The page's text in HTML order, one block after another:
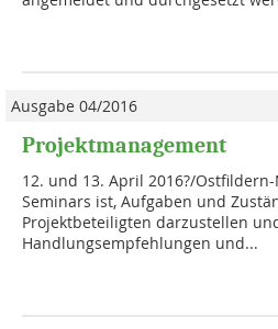
Ausgabe 04/2016
Projektmanagement
12. und 13. April 2016?/
Seminars ist, Aufgaben und
Projektbeteiligten darzustellen
Handlungsempfehlungen und...